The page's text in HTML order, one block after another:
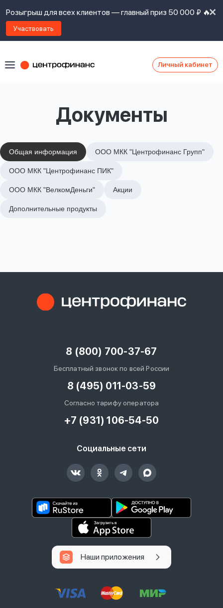
Розыгрыш для всех клиентов — главный приз 50 000 ₽ 🔥
Участвовать
Личный кабинет
Документы
Общая информация ООО МКК "Центрофинанс Групп"
ООО МКК "Центрофинанс ПИК"
ООО МКК "ВелкомДеньги" Акции
Дополнительные продукты
8 (800) 700-37-67
Бесплатный звонок по всей России
8 (495) 011-03-59
Согласно тарифу оператора
+7 (931) 106-54-50
Социальные сети
Наши приложения
Войти под другим номером
ознакомлен
предоставления
займов,
политикой
сайта,
согласие
обработку